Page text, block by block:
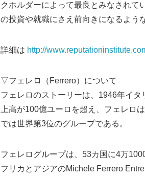
クホルダーによって最良とみなされて
の投資や就職にさえ前向きになるよう
詳細は http://
▽フェレロ（Ferrero）について
フェレロのストーリーは、1946年イ
上高が100億ユーロを超え、フェレロ
では世界第3位のグループである。
フェレログループは、53カ国に4万
フリカとアジアのMichele Ferrero